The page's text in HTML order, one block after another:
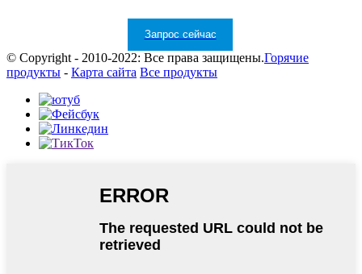
Запрос сейчас
© Copyright - 2010-2022: Все права защищены.Горячие
продукты - Карта сайта Все продукты